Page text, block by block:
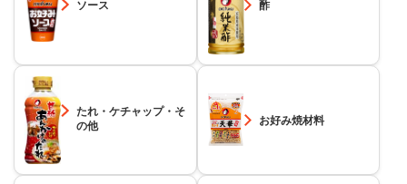
ソース 酢
たれ・ケチャップ・そ
の他
お好み焼材料